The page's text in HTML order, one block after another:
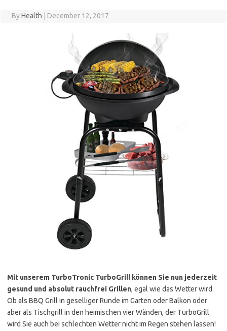
ByHealth December 12, 2017
Mit unserem TurboTronic TurboGrill können Sie nun jederzeit
gesund und absolut rauchfrei Grillen, egal wie das Wetter wird.
Ob als BBQ Grill in geselliger Runde im Garten oder Balkon oder
aber als Tischgrill in den heimischen vier Wänden, der TurboGrill
wird Sie auch bei schlechten Wetter nicht im Regen stehen lassen!